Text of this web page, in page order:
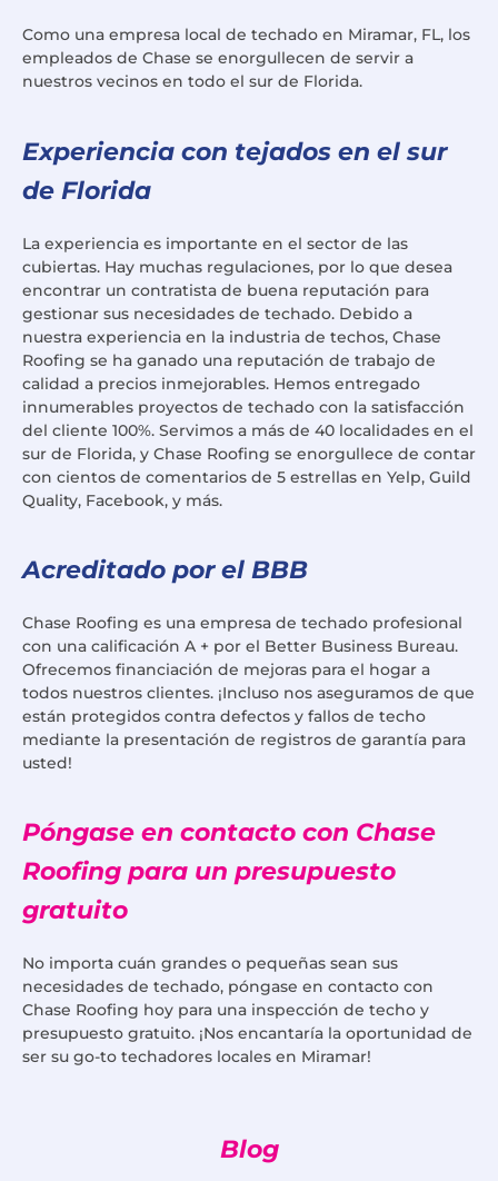
Como una empresa local de techado en Miramar, FL, los
empleados de Chase se enorgullecen de servir a
nuestros vecinos en todo el sur de Florida.
Experiencia con tejados en el sur
de Florida
La experiencia es importante en el sector de las
cubiertas. Hay muchas regulaciones, por lo que desea
encontrar un contratista de buena reputación para
gestionar sus necesidades de techado. Debido a
nuestra experiencia en la industria de techos, Chase
Roofing se ha ganado una reputación de trabajo de
calidad a precios inmejorables. Hemos entregado
innumerables proyectos de techado con la satisfacción
del cliente 100%. Servimos a más de 40 localidades en el
sur de Florida, y Chase Roofing se enorgullece de contar
con cientos de comentarios de 5 estrellas en Yelp, Guild
Quality, Facebook, y más.
Acreditado por el BBB
Chase Roofing es una empresa de techado profesional
con una calificación A + por el Better Business Bureau.
Ofrecemos financiación de mejoras para el hogar a
todos nuestros clientes. ¡Incluso nos aseguramos de que
están protegidos contra defectos y fallos de techo
mediante la presentación de registros de garantía para
usted!
Póngase en contacto con Chase
Roofing para un presupuesto
gratuito
No importa cuán grandes o pequeñas sean sus
necesidades de techado, póngase en contacto con
Chase Roofing hoy para una inspección de techo y
presupuesto gratuito. ¡Nos encantaría la oportunidad de
ser su go-to techadores locales en Miramar!
Blog